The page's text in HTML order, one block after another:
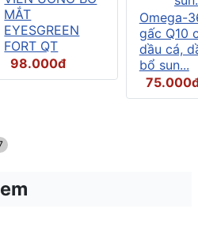
MẮT
EYESGREEN
FORT QT
98.000đ
Omega-
gấc Q10
dầu cá,
bổ sun...